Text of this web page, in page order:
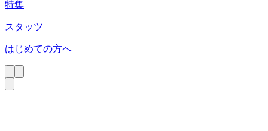
特集
スタッツ
はじめての方へ